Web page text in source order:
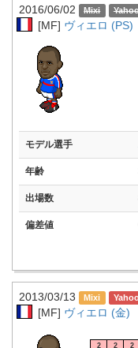
2016/06/02
[MF] ヴィエロ (PS)
モデル選手
年齢
出場数
偏差値
2013/03/13
[MF] ヴィエロ (金)
2 2 2